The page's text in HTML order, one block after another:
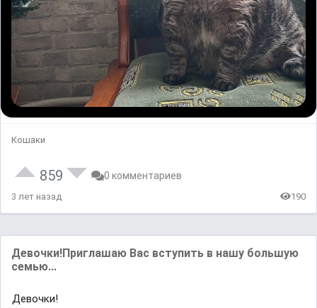
Кошаки
859 0 комментариев
3 лет назад 190
Девочки!Приглашаю Вас вступить в нашу большую
семью...
Девочки!